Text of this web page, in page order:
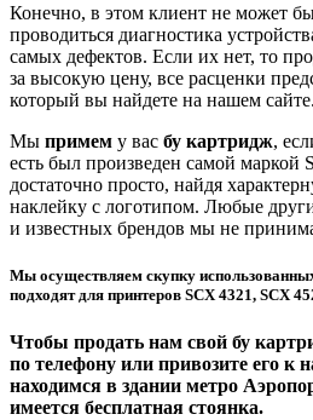
Конечно, в этом клиент не может
проводиться диагностика
самых дефектов. Если их нет, то
за высокую цену, все расценки
который вы найдете на нашем сайте.
Мы примем у вас бу картридж,
есть был произведен самой маркой
достаточно просто, найдя
наклейку с логотипом. Любые
и известных брендов мы не
Мы осуществляем скупку
подходят для принтеров SCX 4321, SCX
Чтобы продать нам свой бу
по телефону или привозите его
находимся в здании метро
имеется бесплатная стоянка.